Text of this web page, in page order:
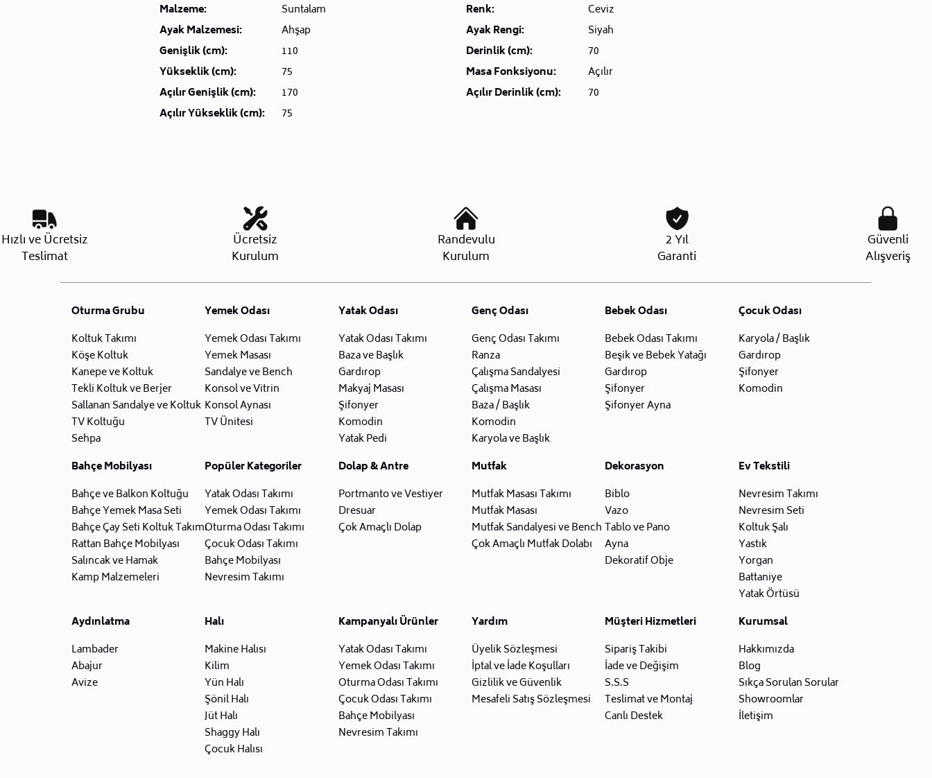
Malzeme:
Suntalam Renk:
Ceviz
Ayak Malzemesi:
Ahşap Ayak Rengi:
Siyah
Genişlik (cm):
110 Derinlik (cm):
70
Yükseklik (cm):
75 Masa Fonksiyonu:
Açılır
Açılır Genişlik (cm):
170 Açılır Derinlik (cm):
70
Açılır Yükseklik (cm):
75
Hızlı ve Ücretsiz
Teslimat
Ücretsiz
Kurulum
Randevulu
Kurulum
2 Yıl
Garanti
Güvenli
Alışveriş
Oturma Grubu
Koltuk Takımı
Köşe Koltuk
Kanepe ve Koltuk
Tekli Koltuk ve Berjer
Sallanan Sandalye ve Koltuk
TV Koltuğu
Sehpa
Yemek Odası
Yemek Odası Takımı
Yemek Masası
Sandalye ve Bench
Konsol ve Vitrin
Konsol Aynası
TV Ünitesi
Yatak Odası
Yatak Odası Takımı
Baza ve Başlık
Gardırop
Makyaj Masası
Şifonyer
Komodin
Yatak Pedi
Genç Odası
Genç Odası Takımı
Ranza
Çalışma Sandalyesi
Çalışma Masası
Baza / Başlık
Komodin
Karyola ve Başlık
Bebek Odası
Bebek Odası Takımı
Beşik ve Bebek Yatağı
Gardırop
Şifonyer
Şifonyer Ayna
Çocuk Odası
Karyola / Başlık
Gardırop
Şifonyer
Komodin
Bahçe Mobilyası
Bahçe ve Balkon Koltuğu
Bahçe Yemek Masa Seti
Bahçe Çay Seti Koltuk Takımı
Rattan Bahçe Mobilyası
Salıncak ve Hamak
Kamp Malzemeleri
Popüler Kategoriler
Yatak Odası Takımı
Yemek Odası Takımı
Oturma Odası Takımı
Çocuk Odası Takımı
Bahçe Mobilyası
Nevresim Takımı
Dolap & Antre
Portmanto ve Vestiyer
Dresuar
Çok Amaçlı Dolap
Mutfak
Mutfak Masası Takımı
Mutfak Masası
Mutfak Sandalyesi ve Bench
Çok Amaçlı Mutfak Dolabı
Dekorasyon
Biblo
Vazo
Tablo ve Pano
Ayna
Dekoratif Obje
Ev Tekstili
Nevresim Takımı
Nevresim Seti
Koltuk Şalı
Yastık
Yorgan
Battaniye
Yatak Örtüsü
Aydınlatma
Lambader
Abajur
Avize
Halı
Makine Halısı
Kilim
Yün Halı
Şönil Halı
Jüt Halı
Shaggy Halı
Çocuk Halısı
Kampanyalı Ürünler
Yatak Odası Takımı
Yemek Odası Takımı
Oturma Odası Takımı
Çocuk Odası Takımı
Bahçe Mobilyası
Nevresim Takımı
Yardım
Üyelik Sözleşmesi
İptal ve İade Koşulları
Gizlilik ve Güvenlik
Mesafeli Satış Sözleşmesi
Müşteri Hizmetleri
Sipariş Takibi
İade ve Değişim
S.S.S
Teslimat ve Montaj
Canlı Destek
Kurumsal
Hakkımızda
Blog
Sıkça Sorulan Sorular
Showroomlar
İletişim